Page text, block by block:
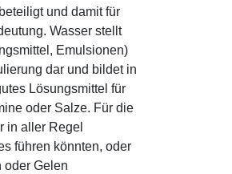
und damit für
Wasser stellt
Emulsionen)
dar und bildet in
Lösungsmittel für
oder Salze. Für die
in aller Regel
führen könnten, oder
oder Gelen